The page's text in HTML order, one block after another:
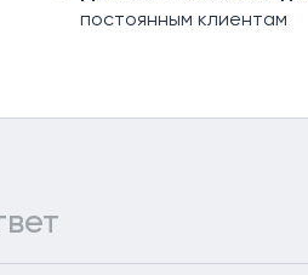
постоянным клиентам